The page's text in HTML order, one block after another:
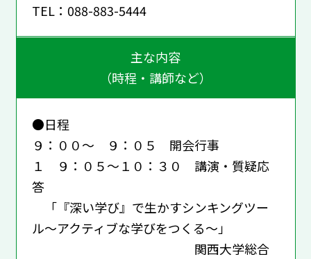
TEL：088-883-5444
主な内容
（時程・講師など）
●日程
９：００～ ９：０５ 開会行事
１ ９：０５～１０：３０ 講演・質疑応
答
「『深い学び』で生かすシンキングツー
ル～アクティブな学びをつくる～」
関西大学総合